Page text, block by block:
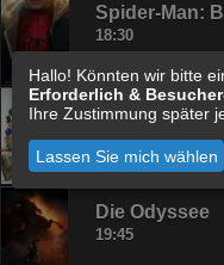
Spider-Man:
18:30
Toy Story 5
Die Odyssee
19:45
Hallo! Könnten wir bitte
Erforderlich &
Ihre Zustimmung später
Lassen Sie mich wählen